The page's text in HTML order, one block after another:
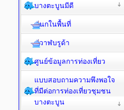
บางตะบูนมีดี
นกในพื้นที่
วาฬบรูด้า
ศูนย์ข้อมูลการท่องเที่ยว
แบบสอบถามความพึงพอใจ
ที่มีต่อการท่องเที่ยวชุมชน
บางตะบูน